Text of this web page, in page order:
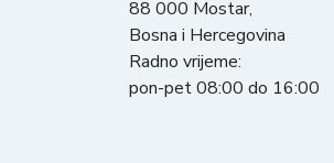
88 000 Mostar,
Bosna i Hercegovina
Radno vrijeme:
pon-pet 08:00 do 16:00